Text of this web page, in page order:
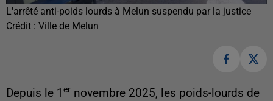
L'arrêté anti-poids lourds à Melun suspendu par la justice
Crédit : Ville de Melun
Depuis le 1 er novembre 2025, les poids-lourds de